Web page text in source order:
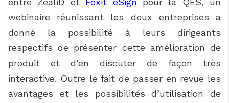
webinaire réunissant les deux entreprises a
donné la possibilité à leurs dirigeants
respectifs de présenter cette amélioration de
produit et d’en discuter de façon très
interactive. Outre le fait de passer en revue les
avantages et les possibilités d’utilisation de